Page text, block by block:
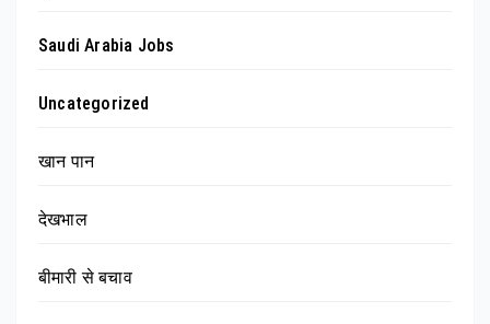
Saudi Arabia Jobs
Uncategorized
खान पान
देखभाल
बीमारी से बचाव